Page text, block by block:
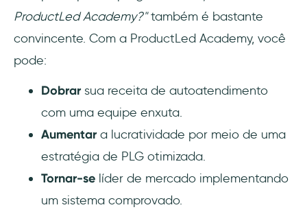
ProductLed Academy?"também é bastante
convincente. Com a ProductLed Academy, você
pode:
Dobrar sua receita de autoatendimento
com uma equipe enxuta.
Aumentara lucratividade por meio de uma
estratégia de PLG otimizada.
Tornar-se líder de mercado implementando
um sistema comprovado.